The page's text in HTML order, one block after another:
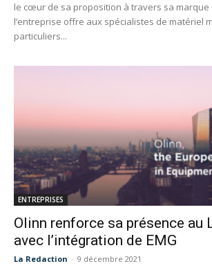
le cœur de sa proposition à travers sa marque
l’entreprise offre aux spécialistes de matériel
particuliers...
ENTREPRISES
Olinn renforce sa présence au
avec l’intégration de EMG
La Redaction - 9 décembre 2021